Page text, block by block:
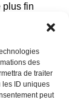
des
de traiter
les ID uniques
peut
plus fin
temps de